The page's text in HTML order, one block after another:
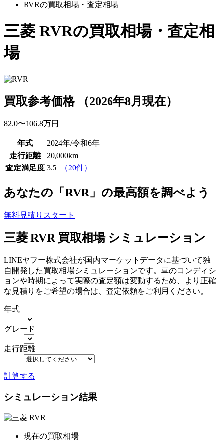
RVRの買取相場・査定相場
三菱 RVRの買取相場・査定相
場
買取参考価格 （2026年8月現在）
82.0〜106.8万円
年式
2024年/令和6年
走行距離
20,000km
査定満足度 3.5 （20件）
あなたの「RVR」の最高額を調べよう
無料見積りスタート
三菱 RVR 買取相場 シミュレーション
LINEヤフー株式会社が国内マーケットデータに基づいて独
自開発した買取相場シミュレーションです。車のコンディシ
ョンや時期によって実際の査定額は変動するため、より正確
な見積りをご希望の場合は、査定依頼をご利用ください。
年式
グレード
走行距離
計算する
シミュレーション結果
現在の買取相場